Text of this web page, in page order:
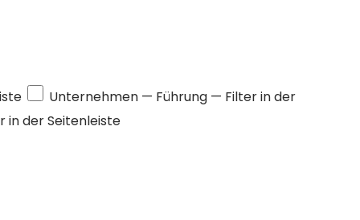
Unternehmen — Führung — Filter in der
in der Seitenleiste